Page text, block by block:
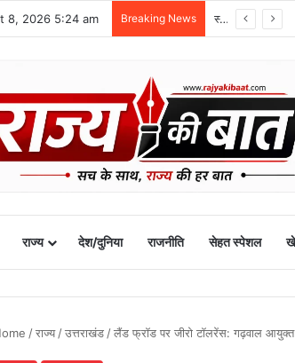
8, 2026 5:24 am Breaking News 1 सितंबर से शुरू होगा खेल महाकुंभ-2026, चार चरणों में होंगी प्रतियोगिताएं
राज्य देश/दुनिया राजनीति सेहत स्पेशल
/राज्य /उत्तराखंड /लैंड फ्रॉड पर जीरो टॉलरेंस: गढ़वाल आयुक्त